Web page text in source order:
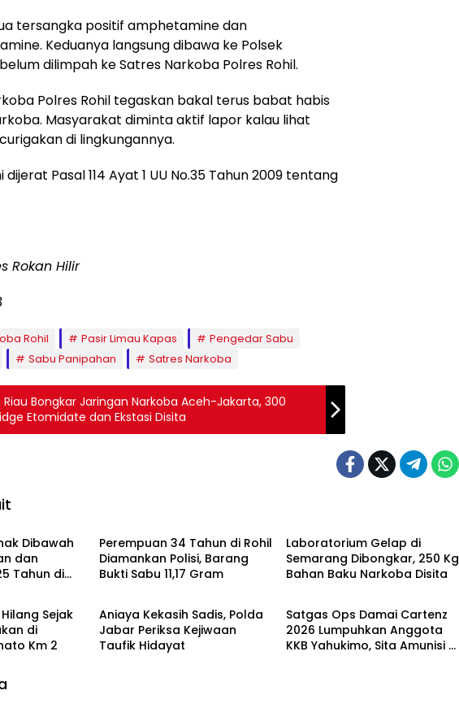
tersangka positif amphetamine dan
Keduanya langsung dibawa ke Polsek
dilimpah ke Satres Narkoba Polres Rohil.
Polres Rohil tegaskan bakal terus babat habis
Masyarakat diminta aktif lapor kalau lihat
di lingkungannya.
dijerat Pasal 114 Ayat 1 UU No.35 Tahun 2009 tentang
Rokan Hilir
Rohil Pasir Limau Kapas
Pengedar Sabu
Sabu Panipahan Satres Narkoba
Riau Bongkar Jaringan Narkoba Aceh-Jakarta, 300
Etomidate dan Ekstasi Disita
Dibawah
dan
Tahun di
Perempuan 34 Tahun di Rohil
Diamankan Polisi, Barang
Bukti Sabu 11,17 Gram
Laboratorium Gelap di
Semarang Dibongkar, 250 Kg
Bahan Baku Narkoba Disita
Sejak
di
Km 2
Kriminal
Aniaya Kekasih Sadis, Polda
Jabar Periksa Kejiwaan
Taufik Hidayat
Kriminal
Satgas Ops Damai Cartenz
2026 Lumpuhkan Anggota
KKB Yahukimo, Sita Amunisi &